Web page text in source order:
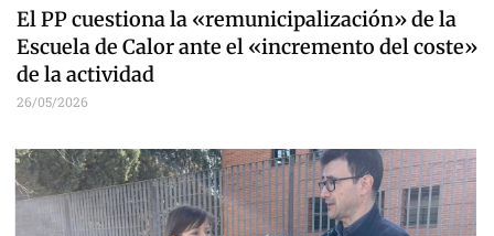
El PP cuestiona la «remunicipalización» de la
Escuela de Calor ante el «incremento del coste»
de la actividad
26/05/2026